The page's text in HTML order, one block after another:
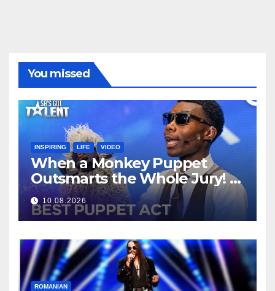
You missed
INSPIRING LIFE VIDEO
When a Monkey Puppet
Outsmarts the Whole Jury!
10.08.2026
ROMANIAN